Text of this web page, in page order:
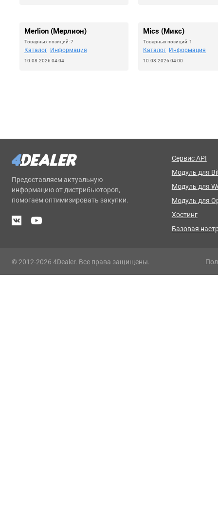
Merlion (Мерлион)
Товарных позиций: 7
Каталог Информация
10.08.2026 04:04
Mics (Микс)
Товарных позиций: 1
Каталог Информация
10.08.2026 04:00
Предоставляем актуальную
информацию от дистрибьюторов,
помогаем оптимизировать закупки.
Сервис API
Модуль для
Модуль для
Модуль для
Хостинг
Базовая
© 2012-2026 4Dealer. Все права защищены.